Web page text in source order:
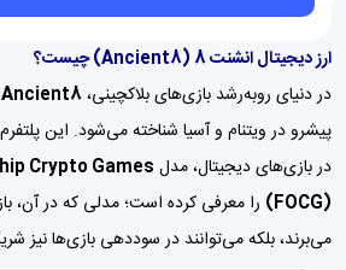
ارز دیجیتال انشنت 8 ( Ancient8) چیست؟
در دنیای روبه‌رشد بازی‌های بلاکچینی، Ancient8
پیشرو در ویتنام و آسیا شناخته می‌شود. این
در بازی‌های دیجیتال، مدل Crypto Games
(FOCG) را معرفی کرده است؛ مدلی که در آن،
می‌برند، بلکه می‌توانند در سوددهی بازی‌ها نیز